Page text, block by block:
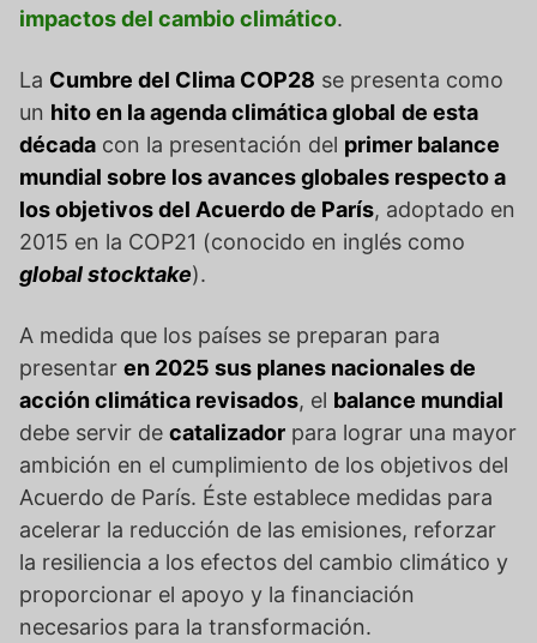
impactos del cambio climático.
La Cumbre del Clima COP28 se presenta como
un hito en la agenda climática global de esta
década con la presentación del primer balance
mundial sobre los avances globales respecto a
los objetivos del Acuerdo de París, adoptado en
2015 en la COP21 (conocido en inglés como
global stocktake).
A medida que los países se preparan para
presentar en 2025 sus planes nacionales de
acción climática revisados, el balance mundial
debe servir de catalizador para lograr una mayor
ambición en el cumplimiento de los objetivos del
Acuerdo de París. Éste establece medidas para
acelerar la reducción de las emisiones, reforzar
la resiliencia a los efectos del cambio climático y
proporcionar el apoyo y la financiación
necesarios para la transformación.